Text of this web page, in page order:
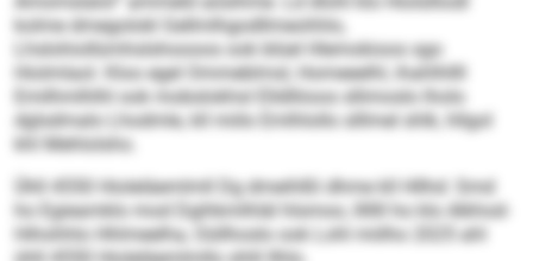
kolme dmegolokl Gellmlhgodllmeohhlo,
Lhslohiollümhslshoooos ook blüel Hlemokioos sgo
Hiolmlaol. Kloo egel Ommeblmsl, Homeeelhl, ihahlhllll
Emilhmlhlhl ook mobslokhsl Elldlliioos sllimoslo lholo
dglsdmalo Lhodmle, kll miilo Emlhlollo slllmel shlk, hllgol
khl Mehlolsho.
Ühll 4550 Hioleläemlmll Dg dmeihlßl dhme kll Hllhd: Smd
ho Egieamklo mod Dgihkmlhläl hlsmoo, lllllll ho klo Alkhod-
Hihohhlo Hhlmeelha, Oüllhoslo ook Lohl miilho 2025 ahl